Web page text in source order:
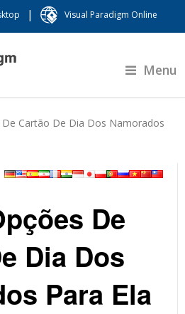
| Visual Paradigm Online
Menu
Cartão De Dia Dos Namorados
De
Dia Dos
Para Ela